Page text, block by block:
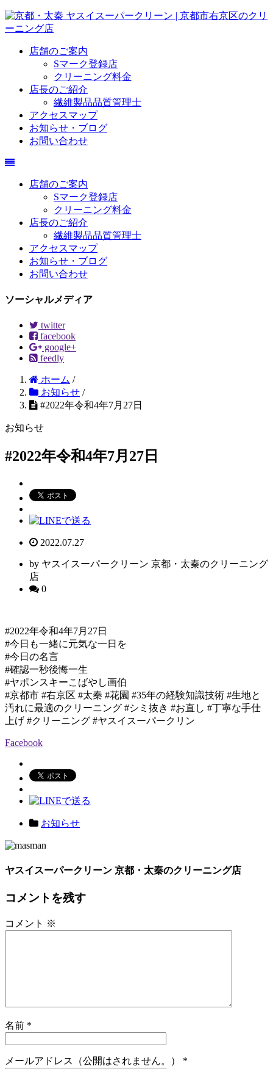
店舗のご案内
Sマーク登録店
クリーニング料金
店長のご紹介
繊維製品品質管理士
アクセスマップ
お知らせ・ブログ
お問い合わせ
店舗のご案内
Sマーク登録店
クリーニング料金
店長のご紹介
繊維製品品質管理士
アクセスマップ
お知らせ・ブログ
お問い合わせ
ソーシャルメディア
twitter
facebook
google+
feedly
ホーム /
お知らせ /
#2022年令和4年7月27日
お知らせ
#2022年令和4年7月27日
2022.07.27
by ヤスイスーパークリーン 京都・太秦のクリーニング
店
0
#2022年令和4年7月27日
#今日も一緒に元気な一日を
#今日の名言
#確認一秒後悔一生
#ヤポンスキーこばやし画伯
#京都市 #右京区 #太秦 #花園 #35年の経験知識技術 #生地と
汚れに最適のクリーニング #シミ抜き #お直し #丁寧な手仕
上げ #クリーニング #ヤスイスーパークリン
Facebook
お知らせ
ヤスイスーパークリーン 京都・太秦のクリーニング店
コメントを残す
コメント ※
名前 *
メールアドレス（公開はされません。） *